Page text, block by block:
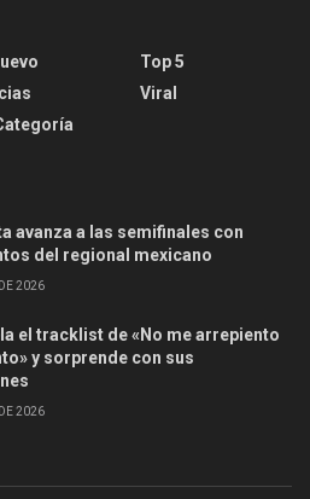
Top 5
Viral
avanza a las semifinales con
del regional mexicano
2026
el tracklist de «No me arrepiento
y sorprende con sus
2026